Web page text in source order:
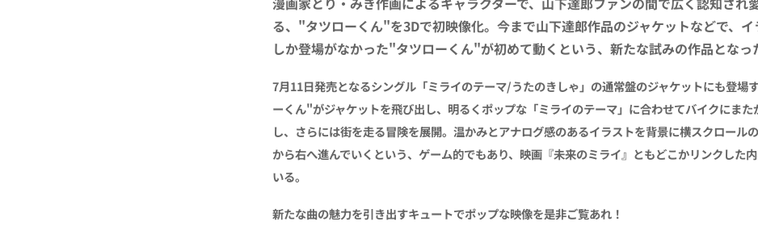
る、"タツローくん"を3Dで初映像化。今まで山下達郎作品のジャケットなどで、イ
しか登場がなかった"タツローくん"が初めて動くという、新たな試みの作品となっ
7月11日発売となるシングル「ミライのテーマ/うたのきしゃ」の通常盤のジャケットにも登場
ーくん"がジャケットを飛び出し、明るくポップな「ミライのテーマ」に合わせてバイクにまた
し、さらには街を走る冒険を展開。温かみとアナログ感のあるイラストを背景に横スクロール
から右へ進んでいくという、ゲーム的でもあり、映画『未来のミライ』ともどこかリンクした
いる。
新たな曲の魅力を引き出すキュートでポップな映像を是非ご覧あれ！